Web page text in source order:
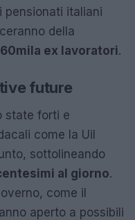
pensionati italiani
della
60mila ex lavoratori.
future
state forti e
come la Uil
sottolineando
al giorno.
come il
aperto a possibili